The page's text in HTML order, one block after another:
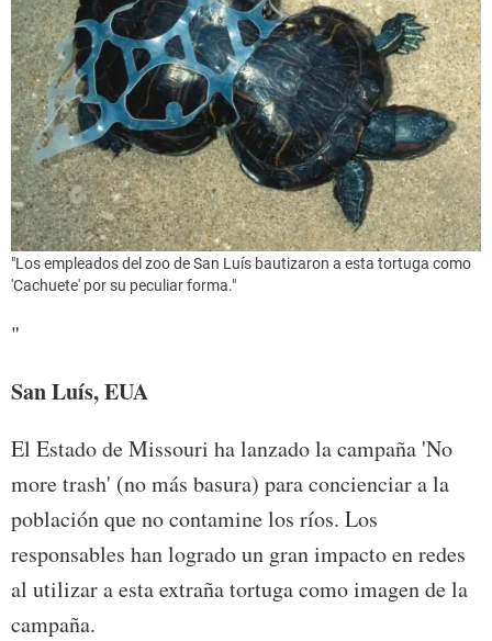
"Los empleados del zoo de San Luís bautizaron a esta tortuga como
'Cachuete' por su peculiar forma."
"
San Luís, EUA
El Estado de Missouri ha lanzado la campaña 'No
more trash' (no más basura) para concienciar a la
población que no contamine los ríos. Los
responsables han logrado un gran impacto en redes
al utilizar a esta extraña tortuga como imagen de la
campaña.